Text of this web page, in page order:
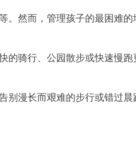
然而，管理孩子的最困难
骑行、公园散步或快速慢
漫长而艰难的步行或错过